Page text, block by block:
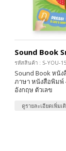
Sound Book
รหัสสินค้า : S-YOU-
Sound Book หนัง
ภาษา หนังสือพิมพ์
อังกฤษ ตัวเลข
ดูรายละเอียดเพิ่มเ